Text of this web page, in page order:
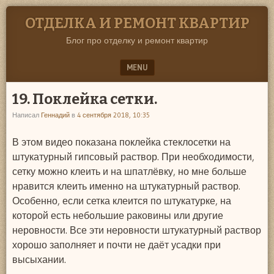
ОТДЕЛКА И РЕМОНТ КВАРТИР
Блог про отделку и ремонт квартир
MENU
19. Поклейка сетки.
Написал Геннадий в 4 сентября 2018, 10:35
В этом видео показана поклейка стеклосетки на
штукатурный гипсовый раствор. При необходимости,
сетку можно клеить и на шпатлёвку, но мне больше
нравится клеить именно на штукатурный раствор.
Особенно, если сетка клеится по штукатурке, на
которой есть небольшие раковины или другие
неровности. Все эти неровности штукатурный раствор
хорошо заполняет и почти не даёт усадки при
высыхании.